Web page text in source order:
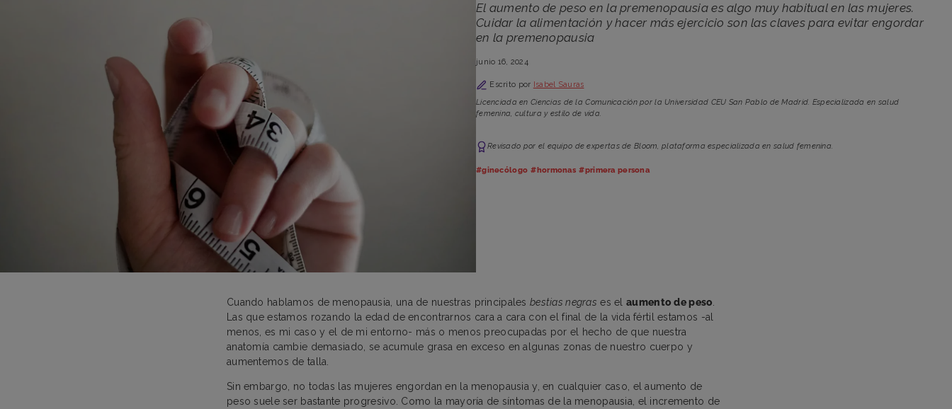
El aumento de peso en la premenopausia es algo muy habitual en las mujeres.
Cuidar la alimentación y hacer más ejercicio son las claves para evitar engordar
en la premenopausia
junio 16, 2024
Escrito por Isabel Sauras
Licenciada en Ciencias de la Comunicación por la Universidad CEU San Pablo de Madrid. Especializada en salud
femenina, cultura y estilo de vida.
Revisado por el equipo de expertas de Bloom, plataforma especializada en salud femenina.
#ginecólogo #hormonas #primera persona
Cuando hablamos de menopausia, una de nuestras principales bestias negras es elaumento de peso
Las que estamos rozando la edad de encontrarnos cara a cara con el final de la vida fértil estamos -al
menos, es mi caso y el de mi entorno- más o menos preocupadas por el hecho de que nuestra
anatomía cambie demasiado, se acumule grasa en exceso en algunas zonas de nuestro cuerpo y
aumentemos de talla.
Sin embargo, no todas las mujeres engordan en la menopausia y, en cualquier caso, el aumento de
peso suele ser bastante progresivo. Como la mayoría de síntomas de la menopausia, el incremento de